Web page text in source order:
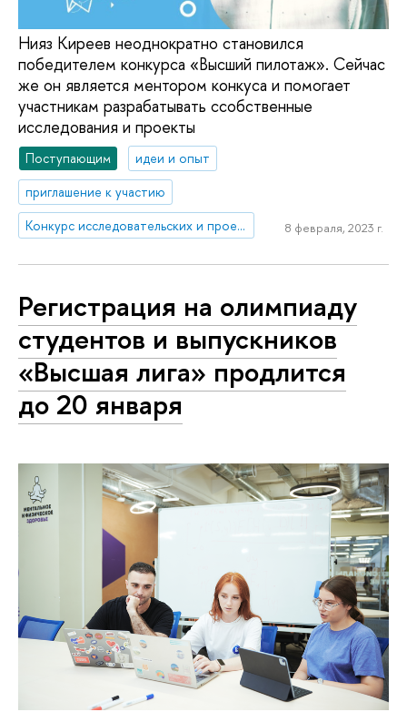
Нияз Киреев неоднократно становился
победителем конкурса «Высший пилотаж». Сейчас
же он является ментором конкуса и помогает
участникам разрабатывать ссобственные
исследования и проекты
Поступающим
идеи и опыт
приглашение к участию
Конкурс исследовательских и проектных работ школьников «Высший пилотаж»
8 февраля, 2023 г.
Регистрация на олимпиаду
студентов и выпускников
«Высшая лига» продлится
до 20 января